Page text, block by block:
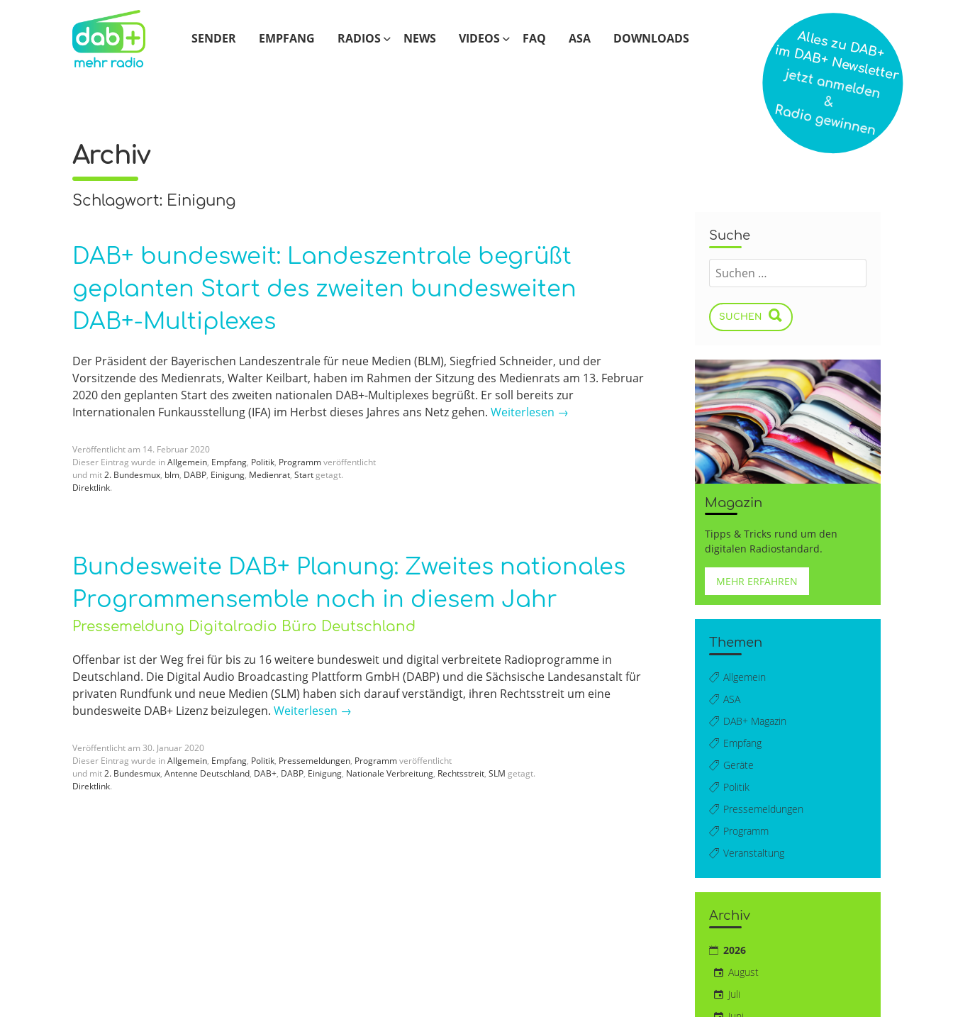
SENDER EMPFANG RADIOS NEWS VIDEOS FAQ ASA DOWNLOADS
Archiv
Schlagwort: Einigung
DAB+ bundesweit: Landeszentrale begrüßt
geplanten Start des zweiten bundesweiten
DAB+-Multiplexes
Der Präsident der Bayerischen Landeszentrale für neue Medien (BLM), Siegfried Schneider, und der
Vorsitzende des Medienrats, Walter Keilbart, haben im Rahmen der Sitzung des Medienrats am 13. Februar
2020 den geplanten Start des zweiten nationalen DAB+-Multiplexes begrüßt. Er soll bereits zur
Internationalen Funkausstellung (IFA) im Herbst dieses Jahres ans Netz gehen. Weiterlesen →
Veröffentlicht am 14. Februar2020
Dieser Eintrag wurde inAllgemein, Empfang, Politik, Programmveröffentlicht
und mit2. Bundesmux, blm, DABP, Einigung, Medienrat, Start getagt.
Direktlink.
Bundesweite DAB+ Planung: Zweites nationales
Programmensemble noch in diesem Jahr
Pressemeldung Digitalradio Büro Deutschland
Offenbar ist der Weg frei für bis zu 16 weitere bundesweit und digital verbreitete Radioprogramme in
Deutschland. Die Digital Audio Broadcasting Plattform GmbH (DABP) und die Sächsische Landesanstalt für
privaten Rundfunk und neue Medien (SLM) haben sich darauf verständigt, ihren Rechtsstreit um eine
bundesweite DAB+ Lizenz beizulegen. Weiterlesen →
Veröffentlicht am 30. Januar2020
Dieser Eintrag wurde inAllgemein, Empfang, Politik, Pressemeldungen, Programmveröffentlicht
und mit2. Bundesmux, Antenne Deutschland, DAB+, DABP, Einigung, Nationale Verbreitung, Rechtsstreit, SLM getagt.
Direktlink.
Suche
SUCHEN
Magazin
Tipps & Tricks rund um den
digitalen Radiostandard.
MEHR ERFAHREN
Themen
Allgemein
ASA
DAB+ Magazin
Empfang
Geräte
Politik
Pressemeldungen
Programm
Veranstaltung
Archiv
2026
August
Juli
Alles zu DAB+
im DAB+ Newsletter
jetzt anmelden
&
Radio gewinnen